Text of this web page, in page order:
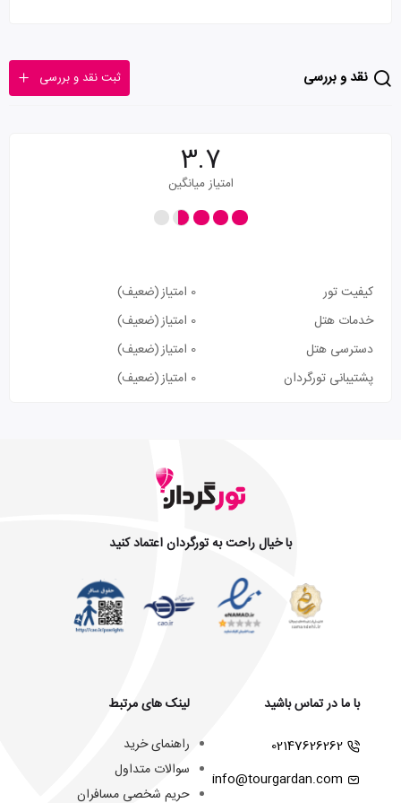
نقد و بررسی ثبت نقد و بررسی
3.7
امتیاز میانگین
کیفیت تور 0 امتیاز
(ضعیف)
خدمات هتل
0 امتیاز
(ضعیف)
دسترسی هتل
0 امتیاز
(ضعیف)
پشتیبانی تورگردان
0 امتیاز (ضعیف)
با خیال راحت به تورگردان اعتماد کنید
با ما در تماس باشید
02147626262
info@tourgardan.com
لینک های مرتبط
راهنمای خرید
سوالات متداول
حریم شخصی مسافران